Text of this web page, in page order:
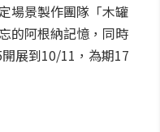
場景製作團隊「木罐
的阿根納記憶，同時
展到10/11，為期17